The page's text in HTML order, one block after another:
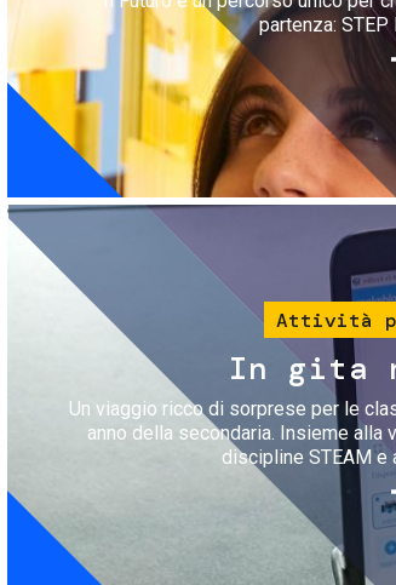
partenza:
Attività
In gita
Un viaggio ricco di sorprese per le
anno della secondaria. Insieme
discipline STEAM e